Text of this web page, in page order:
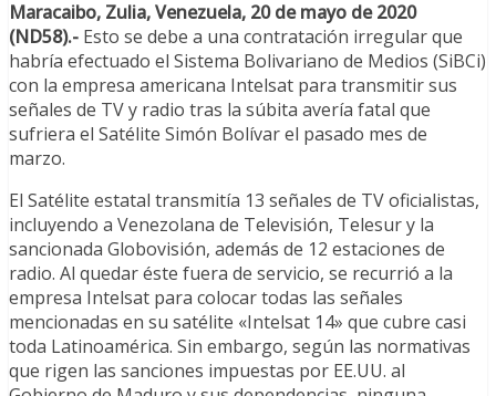
Maracaibo, Zulia, Venezuela, 20 de mayo de 2020
(ND58).- Esto se debe a una contratación irregular que
habría efectuado el Sistema Bolivariano de Medios (SiBCi)
con la empresa americana Intelsat para transmitir sus
señales de TV y radio tras la súbita avería fatal que
sufriera el Satélite Simón Bolívar el pasado mes de
marzo.
El Satélite estatal transmitía 13 señales de TV oficialistas,
incluyendo a Venezolana de Televisión, Telesur y la
sancionada Globovisión, además de 12 estaciones de
radio. Al quedar éste fuera de servicio, se recurrió a la
empresa Intelsat para colocar todas las señales
mencionadas en su satélite «Intelsat 14» que cubre casi
toda Latinoamérica. Sin embargo, según las normativas
que rigen las sanciones impuestas por EE.UU. al